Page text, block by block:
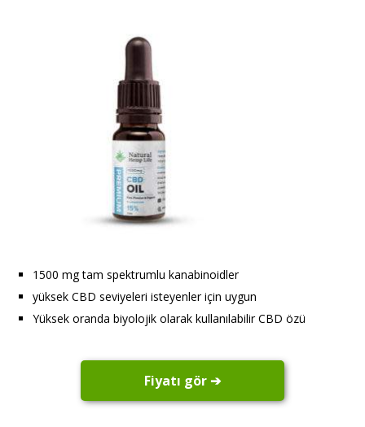
1500 mg tam spektrumlu kanabinoidler
yüksek CBD seviyeleri isteyenler için uygun
Yüksek oranda biyolojik olarak kullanılabilir CBD özü
Fiyatı gör ➔